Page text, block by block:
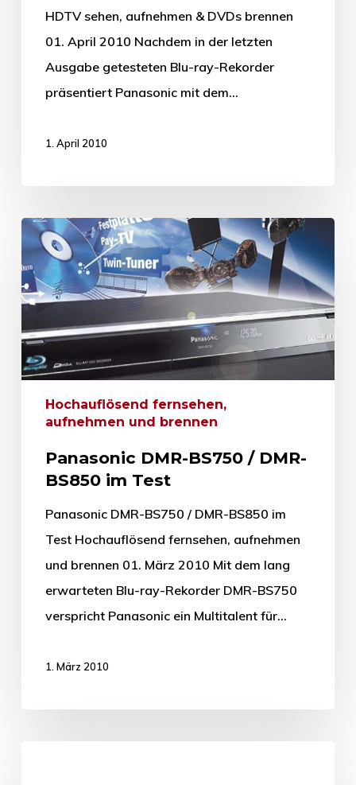
HDTV sehen, aufnehmen & DVDs brennen
01. April 2010 Nachdem in der letzten
Ausgabe getesteten Blu-ray-Rekorder
präsentiert Panasonic mit dem…
1. April 2010
Hochauflösend fernsehen,
aufnehmen und brennen
Panasonic DMR-BS750 / DMR-
BS850 im Test
Panasonic DMR-BS750 / DMR-BS850 im
Test Hochauflösend fernsehen, aufnehmen
und brennen 01. März 2010 Mit dem lang
erwarteten Blu-ray-Rekorder DMR-BS750
verspricht Panasonic ein Multitalent für…
1. März 2010